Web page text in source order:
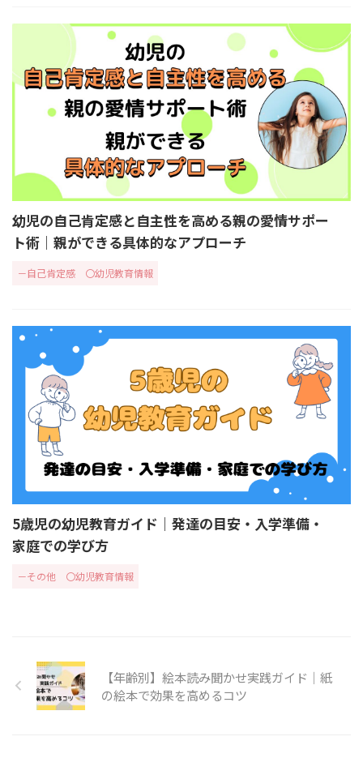
幼児の自己肯定感と自主性を高める親の愛情サポー
ト術｜親ができる具体的なアプローチ
－自己肯定感 〇幼児教育情報
5歳児の幼児教育ガイド｜発達の目安・入学準備・
家庭での学び方
－その他 〇幼児教育情報
【年齢別】絵本読み聞かせ実践ガイド｜紙
の絵本で効果を高めるコツ